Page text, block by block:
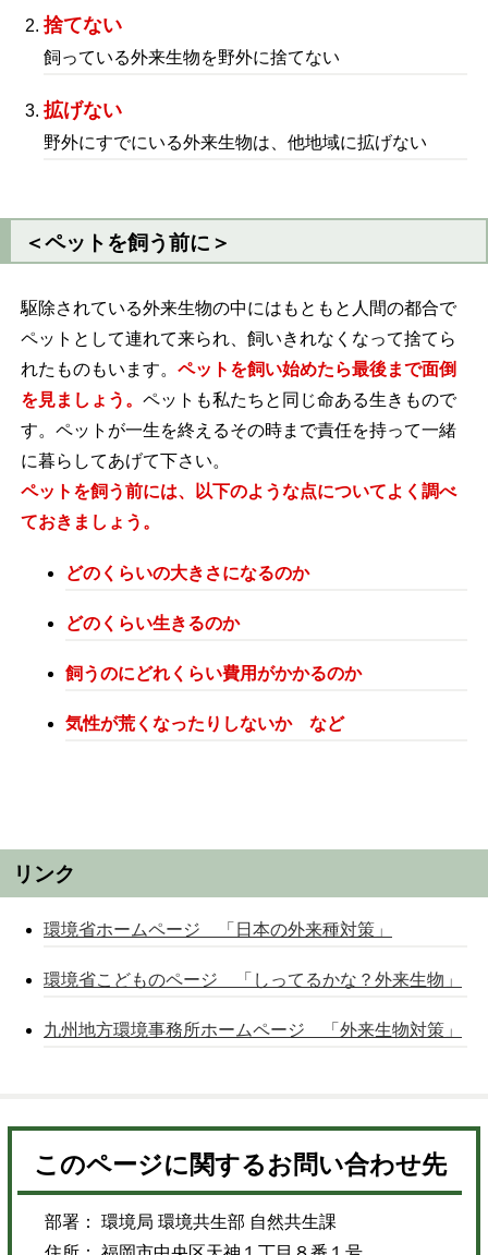
捨てない
飼っている外来生物を野外に捨てない
拡げない
野外にすでにいる外来生物は、他地域に拡げない
＜ペットを飼う前に＞
駆除されている外来生物の中にはもともと人間の都合で
ペットとして連れて来られ、飼いきれなくなって捨てら
れたものもいます。 ペットを飼い始めたら最後まで面倒
を見ましょう。 ペットも私たちと同じ命ある生きもので
す。ペットが一生を終えるその時まで責任を持って一緒
に暮らしてあげて下さい。
ペットを飼う前には、以下のような点についてよく調べ
ておきましょう。
どのくらいの大きさになるのか
どのくらい生きるのか
飼うのにどれくらい費用がかかるのか
気性が荒くなったりしないか など
リンク
環境省ホームページ 「日本の外来種対策」
環境省こどものページ 「しってるかな？外来生物」
九州地方環境事務所ホームページ 「外来生物対策」
このページに関するお問い合わせ先
部署： 環境局 環境共生部 自然共生課